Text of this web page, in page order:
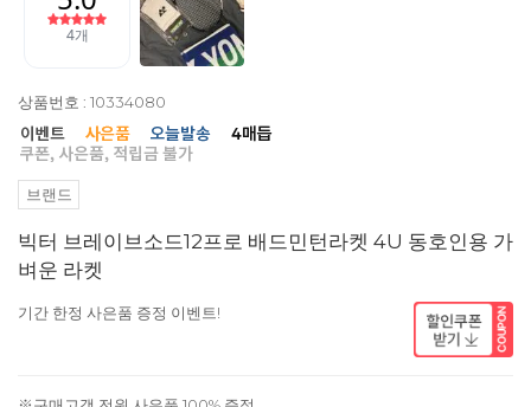
상품번호 : 10334080
브랜드
빅터 브레이브소드12프로 배드민턴라켓 4U 동호인용 가
벼운 라켓
기간 한정 사은품 증정 이벤트!